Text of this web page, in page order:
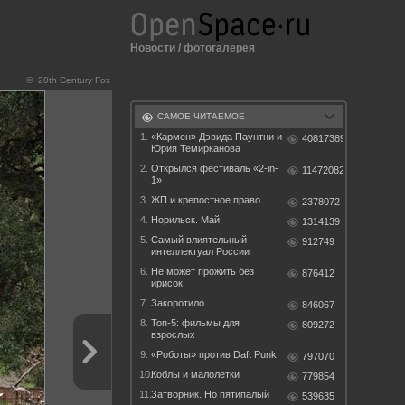
© 20th Century Fox
Новости / фотогалерея
САМОЕ ЧИТАЕМОЕ
1.
«Кармен» Дэвида Паунтни и
Юрия Темирканова
40817389
2. Открылся фестиваль «2-in-
1»
11472082
3. ЖП и крепостное право
2378072
4. Норильск. Май
1314139
5. Самый влиятельный
интеллектуал России
912749
6. Не может прожить без
ирисок
876412
7. Закоротило
846067
8. Топ-5: фильмы для
взрослых
809272
9. «Роботы» против Daft Punk
797070
10.Коблы и малолетки
779854
11.Затворник. Но пятипалый 539635